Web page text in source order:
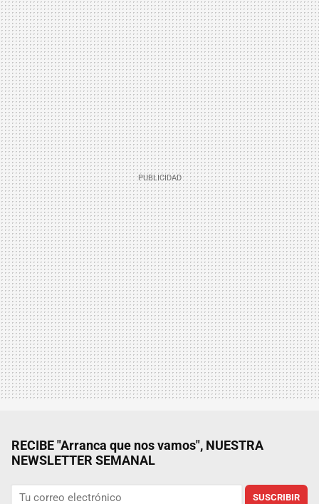
RECIBE "Arranca que nos vamos", NUESTRA
NEWSLETTER SEMANAL
SUSCRIBIR